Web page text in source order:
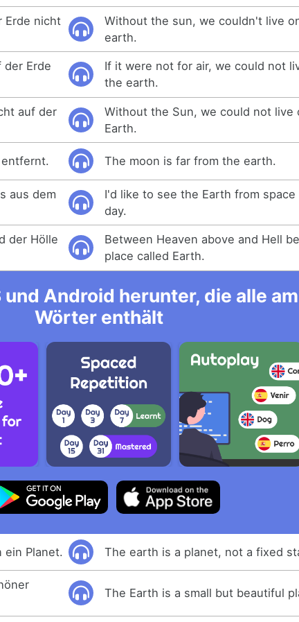
Erde nicht
Without the sun, we couldn't live
earth.
Erde
If it were not for air, we could not
the earth.
auf der
Without the Sun, we could not live
Earth.
The moon is far from the earth.
aus dem
I'd like to see the Earth from space
day.
der Hölle
Between Heaven above and Hell
place called Earth.
Android herunter, die alle
Wörter enthält
ein Planet. The earth is a planet, not a fixed
The Earth is a small but beautiful